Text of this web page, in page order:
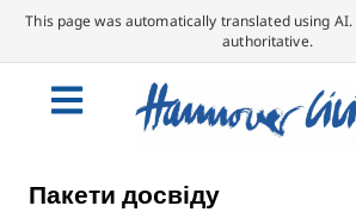
This page was automatically translated using
authoritative.
Пакети досвіду